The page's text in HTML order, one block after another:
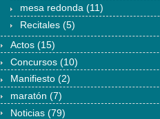
mesa redonda (11)
Recitales (5)
Actos (15)
Concursos (10)
Manifiesto (2)
maratón (7)
Noticias (79)